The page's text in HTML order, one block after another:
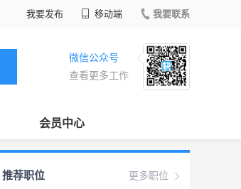
我要发布 移动端 我要联系
微信公众号
查看更多工作
会员中心
更多职位
推荐职位